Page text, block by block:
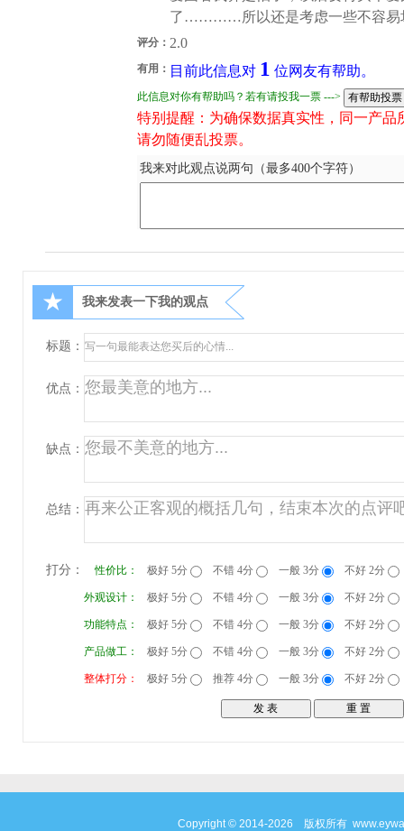
了…………所以还是考虑一些不容
评分： 2.0
有用： 目前此信息对 1 位网友有帮助。
此信息对你有帮助吗？若有请投我一票 --->
特别提醒：为确保数据真实性，同一产
请勿随便乱投票。
我来对此观点说两句（最多400个字符）
★ 我来发表一下我的观点
标题：
优点：
缺点：
总结：
打分： 性价比： 极好 5分 不错 4分 一般 3分 不好 2分
外观设计： 极好 5分 不错 4分 一般 3分 不好 2分
功能特点： 极好 5分 不错 4分 一般 3分 不好 2分
产品做工： 极好 5分 不错 4分 一般 3分 不好 2分
整体打分： 极好 5分 推荐 4分 一般 3分 不好 2分
Copyright © 2014-2026 版权所有